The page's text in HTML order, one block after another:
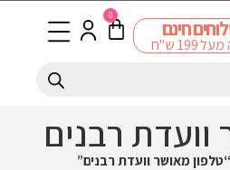
חינם
199 ש"ח
0
וועדת רבנים
מאושר וועדת רבנים”